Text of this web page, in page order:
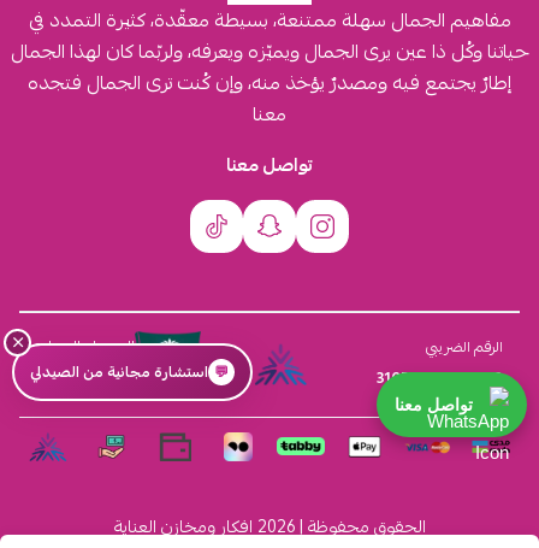
مفاهيم الجمال سهلة ممتنعة، بسيطة معقّدة، كثيرة التمدد في
حياتنا وكُل ذا عين يرى الجمال ويميّزه ويعرفه، ولربّما كان لهذا الجمال
إطارٌ يجتمع فيه ومصدرٌ يؤخذ منه، وإن كُنت ترى الجمال فتجده
معنا
تواصل معنا
الرقم الضريبي
310555259800003
السجل التجاري
4030431116
الحقوق محفوظة | 2026 افكار ومخازن العناية
×
💬 استشارة مجانية من الصيدلي
تواصل معنا